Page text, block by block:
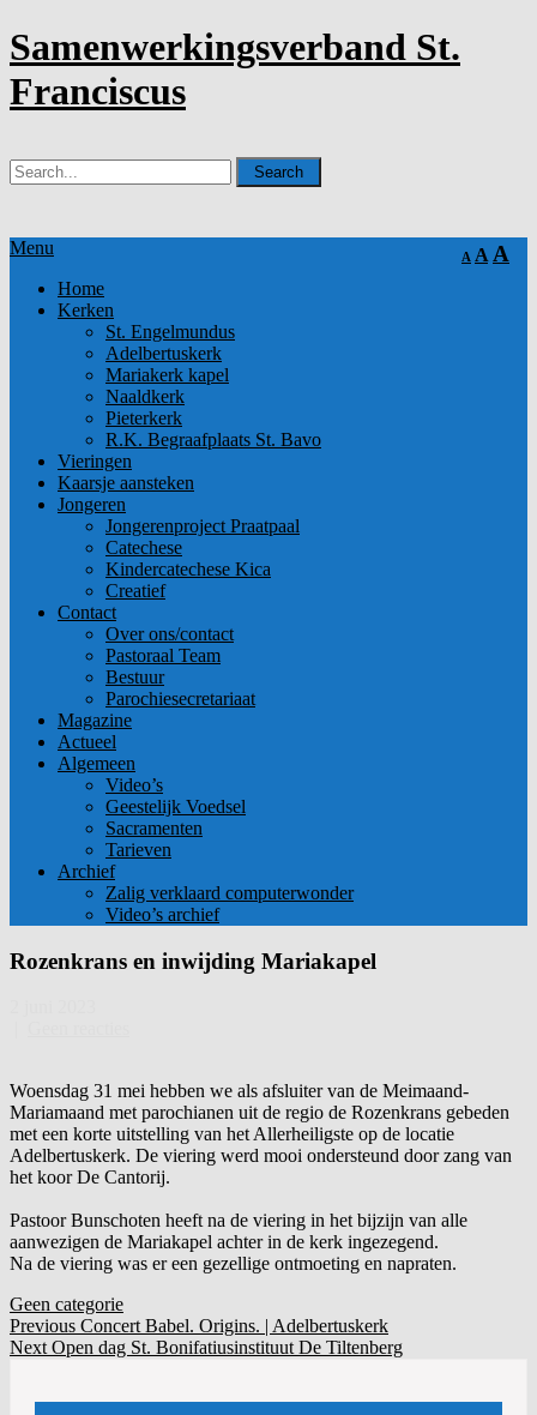
Samenwerkingsverband St.
Franciscus
A A A
Menu
Home
Kerken
St. Engelmundus
Adelbertuskerk
Mariakerk kapel
Naaldkerk
Pieterkerk
R.K. Begraafplaats St. Bavo
Vieringen
Kaarsje aansteken
Jongeren
Jongerenproject Praatpaal
Catechese
Kindercatechese Kica
Creatief
Contact
Over ons/contact
Pastoraal Team
Bestuur
Parochiesecretariaat
Magazine
Actueel
Algemeen
Video’s
Geestelijk Voedsel
Sacramenten
Tarieven
Archief
Zalig verklaard computerwonder
Video’s archief
Rozenkrans en inwijding Mariakapel
Woensdag 31 mei hebben we als afsluiter van de Meimaand-
Mariamaand met parochianen uit de regio de Rozenkrans gebeden
met een korte uitstelling van het Allerheiligste op de locatie
Adelbertuskerk. De viering werd mooi ondersteund door zang van
het koor De Cantorij.
Pastoor Bunschoten heeft na de viering in het bijzijn van alle
aanwezigen de Mariakapel achter in de kerk ingezegend.
Na de viering was er een gezellige ontmoeting en napraten.
Geen categorie
Post
navigation
Bericht
navigatie
Previous Previous
Post:
Concert Babel. Origins. | Adelbertuskerk
Next Next
Open dag St. Bonifatiusinstituut De Tiltenberg